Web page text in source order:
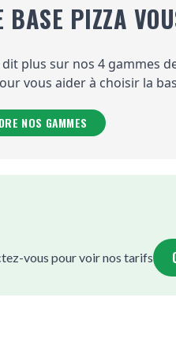
BASE PIZZA
plus sur nos 4 gammes de
vous aider à choisir la
NOS GAMMES
vous pour voir nos tarifs